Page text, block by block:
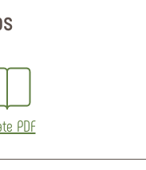
PDF